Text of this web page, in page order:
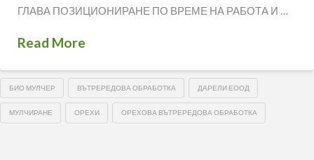
ГЛАВА ПОЗИЦИОНИРАНЕ ПО ВРЕМЕ НА РАБОТА И …
Read More
БИО МУЛЧЕР ВЪТРЕРЕДОВА ОБРАБОТКА ДАРЕЛИ ЕООД
МУЛЧИРАНЕ ОРЕХИ ОРЕХОВА ВЪТРЕРЕДОВА ОБРАБОТКА